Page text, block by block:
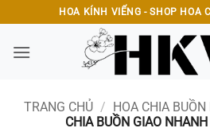
qua
nội
HOA KÍNH VIẾNG - SHOP HOA
TRANG CHỦ / HOA CHIA
CHIA BUỒN GIAO